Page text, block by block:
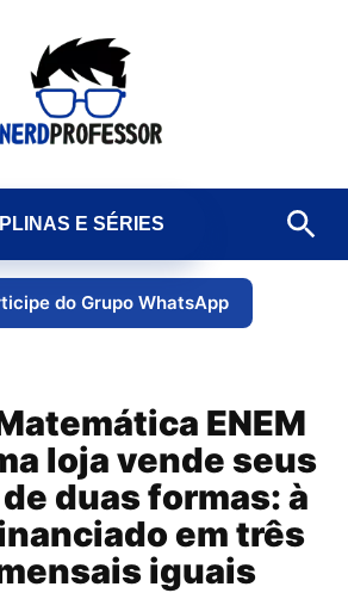
E SÉRIES
do Grupo WhatsApp
ENEM
loja vende seus
duas formas: à
em três
iguais